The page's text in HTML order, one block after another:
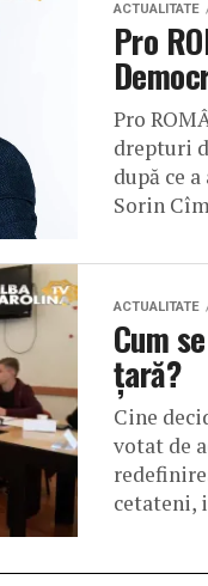
ACTUALITATE
Pro
Pro
drepturi
după ce
Sorin
ACTUALITATE
Cum
ţară?
Cine
votat de
cetateni,